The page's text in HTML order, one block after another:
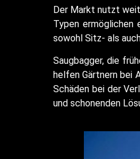
Der Markt nutzt
Typen ermöglichen
sowohl Sitz- als
Saugbagger, die
helfen Gärtnern bei
Schäden bei der
und schonenden